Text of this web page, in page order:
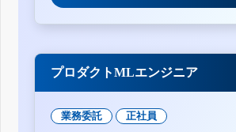
プロダクトMLエンジニア
業務委託 正社員